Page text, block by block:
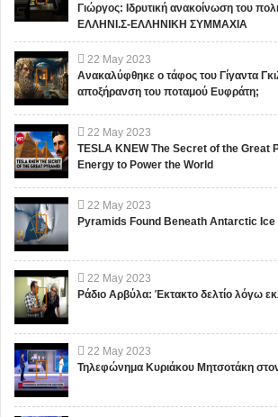
Γιώργος: Ιδρυτική ανακοίνωση του
ΕΛΛΗΝΙ.Σ-ΕΛΛΗΝΙΚΗ ΣΥΜΜΑΧΙΑ
22 May 2023
Ανακαλύφθηκε ο τάφος του Γίγαντα
αποξήρανση του ποταμού Ευφράτη;
22 May 2023
TESLA KNEW The Secret of the Great
Energy to Power the World
22 May 2023
Pyramids Found Beneath Antarctic Ice
22 May 2023
Ράδιο Αρβύλα: Έκτακτο δελτίο λόγω
22 May 2023
Τηλεφώνημα Κυριάκου Μητσοτάκη